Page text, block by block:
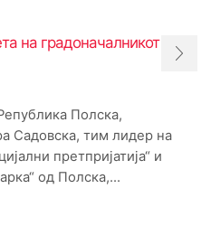
на градоначалникот на
Полска,
Садовска, тим лидер на
претпријатија“ и
од Полска,...